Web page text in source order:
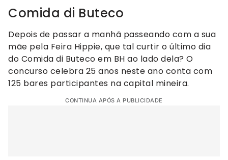
Comida di Buteco
Depois de passar a manhã passeando com a sua
mãe pela Feira Hippie, que tal curtir o último dia
do Comida di Buteco em BH ao lado dela? O
concurso celebra 25 anos neste ano conta com
125 bares participantes na capital mineira.
CONTINUA APÓS A PUBLICIDADE